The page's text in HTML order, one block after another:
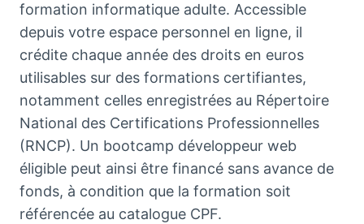
formation informatique adulte. Accessible
depuis votre espace personnel en ligne, il
crédite chaque année des droits en euros
utilisables sur des formations certifiantes,
notamment celles enregistrées au Répertoire
National des Certifications Professionnelles
(RNCP). Un bootcamp développeur web
éligible peut ainsi être financé sans avance de
fonds, à condition que la formation soit
référencée au catalogue CPF.